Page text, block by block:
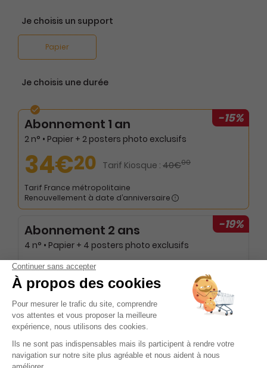
Je choisis un support
Papier
Je choisis une durée
-15%
Abonnement 1 an
2 n° • Papier + 2 posters photo exclusifs
34€20 Tarif Kiosque : 40€00
Tarif France métropolitaine
Renouvellement à date d’anniversaire
-19%
Abonnement 2 ans
4 n° • Papier + 4 posters photo exclusifs
64€80
Tarif France métropolitaine
Renouvellement à date d’anniversaire
Présentation du magazine Gaze